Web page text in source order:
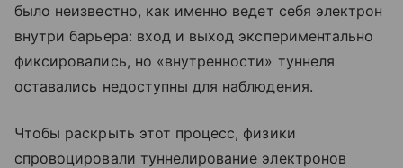
было неизвестно, как именно ведет себя электрон
внутри барьера: вход и выход экспериментально
фиксировались, но «внутренности» туннеля
оставались недоступны для наблюдения.
Чтобы раскрыть этот процесс, физики
спровоцировали туннелирование электронов